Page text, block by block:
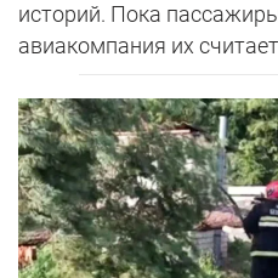
историй. Пока
авиакомпания их